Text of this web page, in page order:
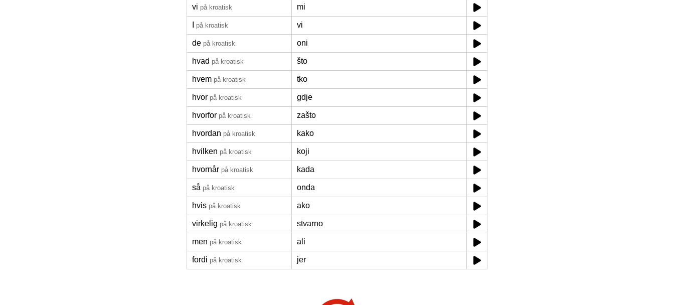
vi på kroatisk mi
på kroatisk vi
de på kroatisk oni
hvad på kroatisk što
hvem på kroatisk tko
hvor på kroatisk gdje
hvorfor på kroatisk zašto
hvordan på kroatisk kako
hvilken på kroatisk koji
hvornår på kroatisk kada
så på kroatisk onda
hvis på kroatisk ako
virkelig på kroatisk stvarno
men på kroatisk ali
fordi på kroatisk jer